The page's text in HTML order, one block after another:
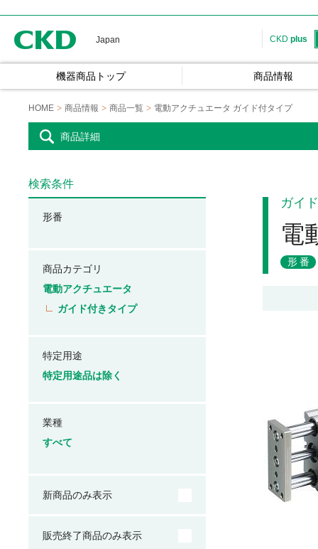
Japan CKD plus
機器商品トップ 商品情報
HOME 商品情報 商品一覧 電動アクチュエータ ガイド付タイプ
商品詳細
ガイ
電
形番
検索条件
形番
商品カテゴリ
電動アクチュエータ
ガイド付きタイプ
特定用途
特定用途品は除く
業種
すべて
新商品のみ表示
販売終了商品のみ表示